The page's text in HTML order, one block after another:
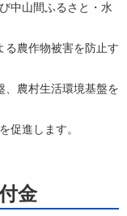
中山間ふるさと・水
農作物被害を防止す
農村生活環境基盤を
促進します。
金